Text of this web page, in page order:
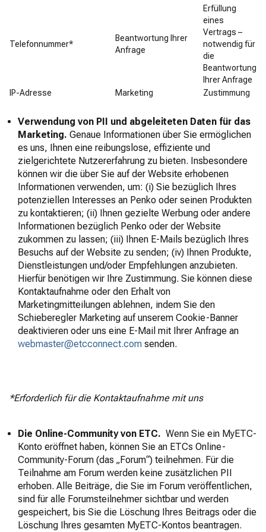
Telefonnummer*
Beantwortung Ihrer
Anfrage
Erfüllung
eines
Vertrags –
notwendig für
die
Beantwortung
Ihrer Anfrage
IP-Adresse
Marketing Zustimmung
Verwendung von PII und abgeleiteten Daten für das
Marketing. Genaue Informationen über Sie ermöglichen
es uns, Ihnen eine reibungslose, effiziente und
zielgerichtete Nutzererfahrung zu bieten. Insbesondere
können wir die über Sie auf der Website erhobenen
Informationen verwenden, um: (i) Sie bezüglich Ihres
potenziellen Interesses an Penko oder seinen Produkten
zu kontaktieren; (ii) Ihnen gezielte Werbung oder andere
Informationen bezüglich Penko oder der Website
zukommen zu lassen; (iii) Ihnen E-Mails bezüglich Ihres
Besuchs auf der Website zu senden; (iv) Ihnen Produkte,
Dienstleistungen und/oder Empfehlungen anzubieten.
Hierfür benötigen wir Ihre Zustimmung. Sie können diese
Kontaktaufnahme oder den Erhalt von
Marketingmitteilungen ablehnen, indem Sie den
Schieberegler Marketing auf unserem Cookie-Banner
deaktivieren oder uns eine E-Mail mit Ihrer Anfrage an
webmaster@etcconnect.com senden.
*Erforderlich für die Kontaktaufnahme mit uns
Die Online-Community von ETC. Wenn Sie ein MyETC-
Konto eröffnet haben, können Sie an ETCs Online-
Community-Forum (das „Forum“) teilnehmen. Für die
Teilnahme am Forum werden keine zusätzlichen PII
erhoben. Alle Beiträge, die Sie im Forum veröffentlichen,
sind für alle Forumsteilnehmer sichtbar und werden
gespeichert, bis Sie die Löschung Ihres Beitrags oder die
Löschung Ihres gesamten MyETC-Kontos beantragen.